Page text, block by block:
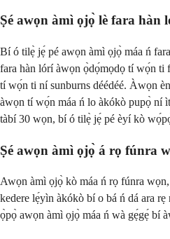
Ṣé awọn àmì ọjọ̀ lè fara hàn
Bí ó tilẹ̀ jẹ́ pé awọn àmì ọjọ̀ máa ń
fara hàn lórí àwọn ọ̀dọ́mọdọ tí wọ́n
tí wọ́n ti ní sunburns déédéé. Àwọn
àwọn tí wọ́n máa ń lo àkókò pupọ̀ ní
tàbí 30 wọn, bí ó tilẹ̀ jẹ́ pé èyí kò
Ṣé awọn àmì ọjọ̀ á rọ fúnra
Awọn àmì ọjọ̀ kò máa ń rọ fúnra
kedere lẹ́yìn àkókò bí o bá ń dá ara
ọ̀pọ̀ awọn àmì ọjọ̀ máa ń wà gẹ́gẹ́ bí